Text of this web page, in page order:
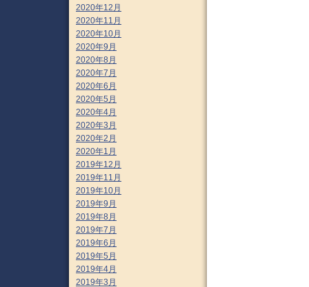
2020年12月
2020年11月
2020年10月
2020年9月
2020年8月
2020年7月
2020年6月
2020年5月
2020年4月
2020年3月
2020年2月
2020年1月
2019年12月
2019年11月
2019年10月
2019年9月
2019年8月
2019年7月
2019年6月
2019年5月
2019年4月
2019年3月